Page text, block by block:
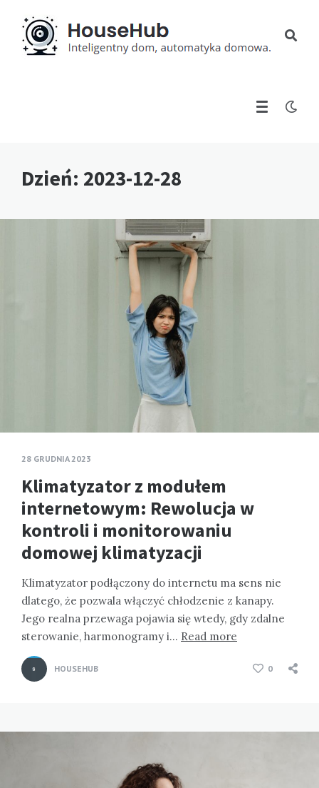
Dzień: 2023-12-28
28 GRUDNIA 2023
Klimatyzator z modułem
internetowym: Rewolucja w
kontroli i monitorowaniu
domowej klimatyzacji
Klimatyzator podłączony do internetu ma sens nie
dlatego, że pozwala włączyć chłodzenie z kanapy.
Jego realna przewaga pojawia się wtedy, gdy zdalne
sterowanie, harmonogramy i… Read more
HOUSEHUB 0